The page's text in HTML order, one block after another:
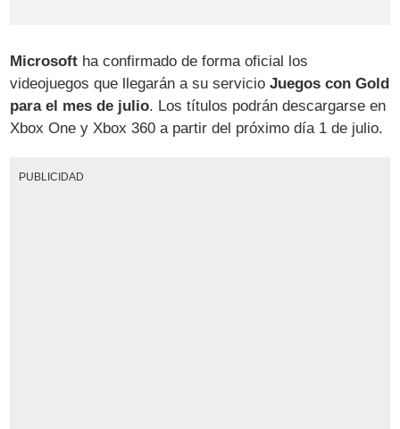
Microsoft ha confirmado de forma oficial los
videojuegos que llegarán a su servicioJuegos con Gold
para el mes de julio. Los títulos podrán descargarse en
Xbox One y Xbox 360 a partir del próximo día 1 de julio.
PUBLICIDAD